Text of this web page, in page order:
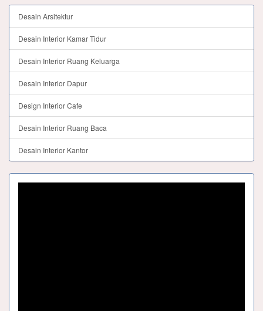
Desain Arsitektur
Desain Interior Kamar Tidur
Desain Interior Ruang Keluarga
Desain Interior Dapur
Design Interior Cafe
Desain Interior Ruang Baca
Desain Interior Kantor